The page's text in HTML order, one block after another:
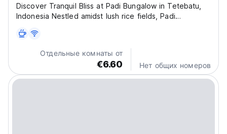
Discover Tranquil Bliss at Padi Bungalow in Tetebatu,
Indonesia Nestled amidst lush rice fields, Padi
Indonesia, offers a peaceful escape with stunning
views of the surrounding landscape. Our cozy
accommodations...
Отдельные комнаты от
€6.60 Нет общих номеров